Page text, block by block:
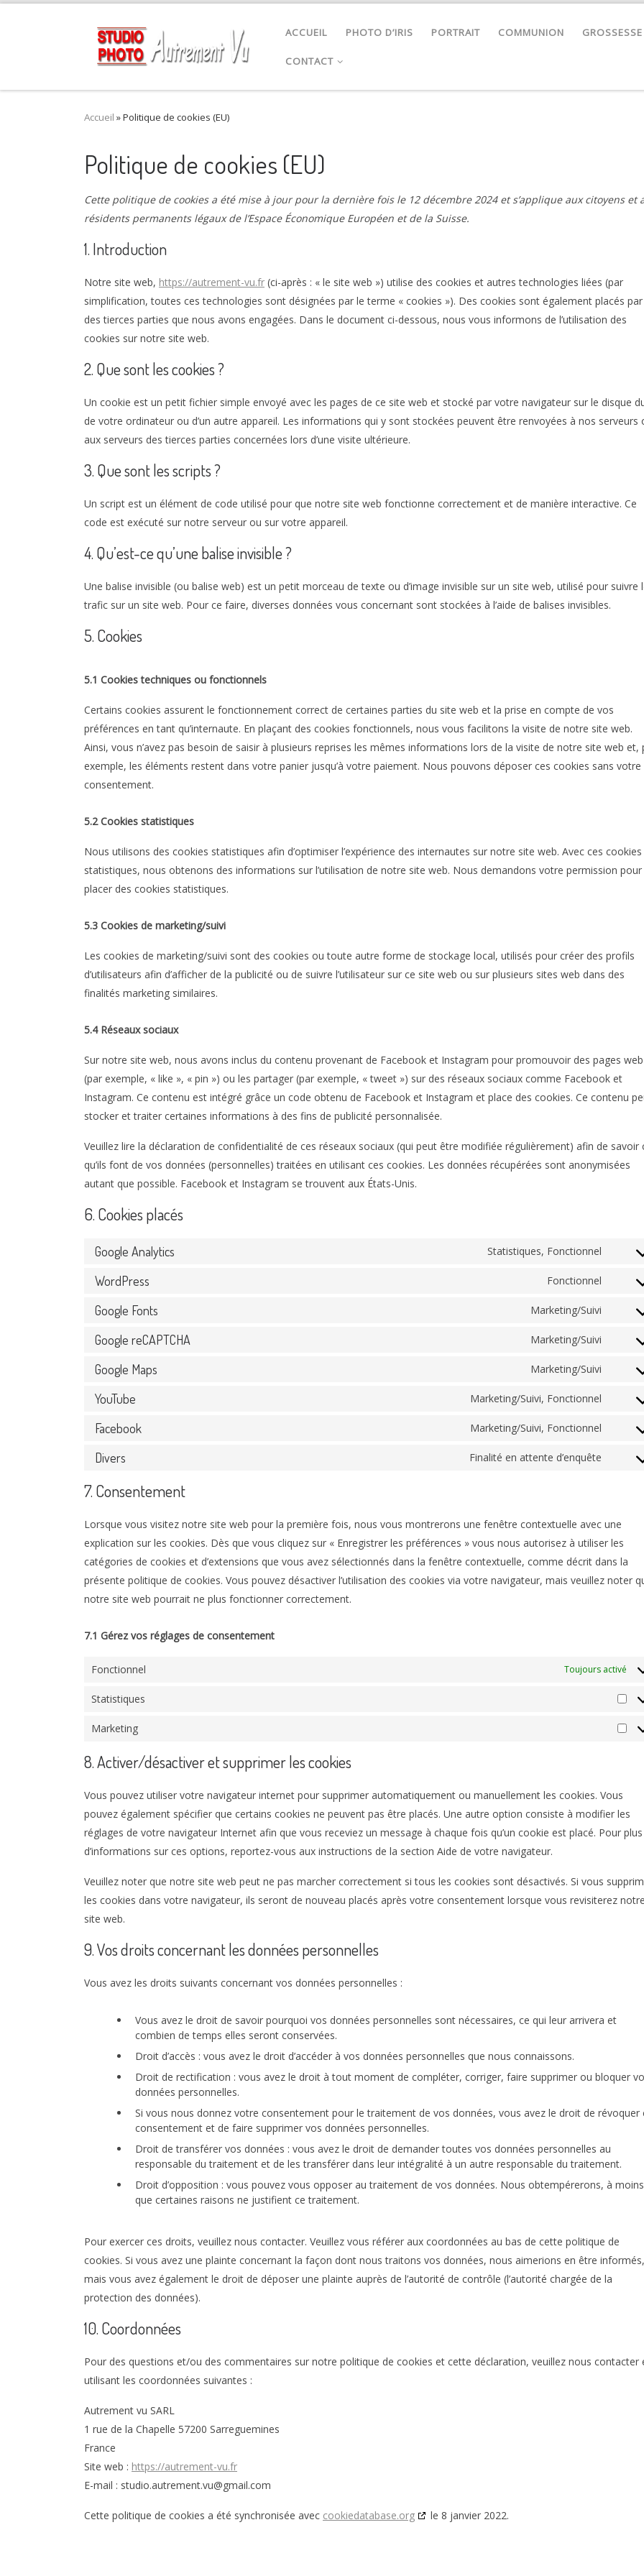
ACCUEIL PHOTO D’IRIS PORTRAIT COMMUNION GROSSESSE
CONTACT
Accueil »Politique de cookies (EU)
Politique de cookies (EU)
Cette politique de cookies a été mise à jour pour la dernière fois le 12 décembre 2024 et s’applique aux citoyens et
résidents permanents légaux de l’Espace Économique Européen et de la Suisse.
1. Introduction
Notre site web, https://autrement-vu.fr (ci-après : « le site web ») utilise des cookies et autres technologies liées (par
simplification, toutes ces technologies sont désignées par le terme « cookies »). Des cookies sont également placés par
des tierces parties que nous avons engagées. Dans le document ci-dessous, nous vous informons de l’utilisation des
cookies sur notre site web.
2. Que sont les cookies ?
Un cookie est un petit fichier simple envoyé avec les pages de ce site web et stocké par votre navigateur sur le disque
de votre ordinateur ou d’un autre appareil. Les informations qui y sont stockées peuvent être renvoyées à nos serveurs
aux serveurs des tierces parties concernées lors d’une visite ultérieure.
3. Que sont les scripts ?
Un script est un élément de code utilisé pour que notre site web fonctionne correctement et de manière interactive. Ce
code est exécuté sur notre serveur ou sur votre appareil.
4. Qu’est-ce qu’une balise invisible ?
Une balise invisible (ou balise web) est un petit morceau de texte ou d’image invisible sur un site web, utilisé pour suivre
trafic sur un site web. Pour ce faire, diverses données vous concernant sont stockées à l’aide de balises invisibles.
5. Cookies
5.1 Cookies techniques ou fonctionnels
Certains cookies assurent le fonctionnement correct de certaines parties du site web et la prise en compte de vos
préférences en tant qu’internaute. En plaçant des cookies fonctionnels, nous vous facilitons la visite de notre site web.
Ainsi, vous n’avez pas besoin de saisir à plusieurs reprises les mêmes informations lors de la visite de notre site web et,
exemple, les éléments restent dans votre panier jusqu’à votre paiement. Nous pouvons déposer ces cookies sans votre
consentement.
5.2 Cookies statistiques
Nous utilisons des cookies statistiques afin d’optimiser l’expérience des internautes sur notre site web. Avec ces cookies
statistiques, nous obtenons des informations sur l’utilisation de notre site web. Nous demandons votre permission pour
placer des cookies statistiques.
5.3 Cookies de marketing/suivi
Les cookies de marketing/suivi sont des cookies ou toute autre forme de stockage local, utilisés pour créer des profils
d’utilisateurs afin d’afficher de la publicité ou de suivre l’utilisateur sur ce site web ou sur plusieurs sites web dans des
finalités marketing similaires.
5.4 Réseaux sociaux
Sur notre site web, nous avons inclus du contenu provenant de Facebook et Instagram pour promouvoir des pages web
(par exemple, « like », « pin ») ou les partager (par exemple, « tweet ») sur des réseaux sociaux comme Facebook et
Instagram. Ce contenu est intégré grâce un code obtenu de Facebook et Instagram et place des cookies. Ce contenu
stocker et traiter certaines informations à des fins de publicité personnalisée.
Veuillez lire la déclaration de confidentialité de ces réseaux sociaux (qui peut être modifiée régulièrement) afin de savoir
qu’ils font de vos données (personnelles) traitées en utilisant ces cookies. Les données récupérées sont anonymisées
autant que possible. Facebook et Instagram se trouvent aux États-Unis.
6. Cookies placés
Google Analytics Statistiques, Fonctionnel
WordPress Fonctionnel
Google Fonts Marketing/Suivi
Google reCAPTCHA Marketing/Suivi
Google Maps Marketing/Suivi
YouTube Marketing/Suivi, Fonctionnel
Facebook Marketing/Suivi, Fonctionnel
Divers Finalité en attente d’enquête
7. Consentement
Lorsque vous visitez notre site web pour la première fois, nous vous montrerons une fenêtre contextuelle avec une
explication sur les cookies. Dès que vous cliquez sur « Enregistrer les préférences » vous nous autorisez à utiliser les
catégories de cookies et d’extensions que vous avez sélectionnés dans la fenêtre contextuelle, comme décrit dans la
présente politique de cookies. Vous pouvez désactiver l’utilisation des cookies via votre navigateur, mais veuillez noter
notre site web pourrait ne plus fonctionner correctement.
7.1 Gérez vos réglages de consentement
Fonctionnel Toujours activé
Statistiques
Marketing
8. Activer/désactiver et supprimer les cookies
Vous pouvez utiliser votre navigateur internet pour supprimer automatiquement ou manuellement les cookies. Vous
pouvez également spécifier que certains cookies ne peuvent pas être placés. Une autre option consiste à modifier les
réglages de votre navigateur Internet afin que vous receviez un message à chaque fois qu’un cookie est placé. Pour plus
d’informations sur ces options, reportez-vous aux instructions de la section Aide de votre navigateur.
Veuillez noter que notre site web peut ne pas marcher correctement si tous les cookies sont désactivés. Si vous
les cookies dans votre navigateur, ils seront de nouveau placés après votre consentement lorsque vous revisiterez
site web.
9. Vos droits concernant les données personnelles
Vous avez les droits suivants concernant vos données personnelles :
Vous avez le droit de savoir pourquoi vos données personnelles sont nécessaires, ce qui leur arrivera et
combien de temps elles seront conservées.
Droit d’accès : vous avez le droit d’accéder à vos données personnelles que nous connaissons.
Droit de rectification : vous avez le droit à tout moment de compléter, corriger, faire supprimer ou bloquer
données personnelles.
Si vous nous donnez votre consentement pour le traitement de vos données, vous avez le droit de révoquer
consentement et de faire supprimer vos données personnelles.
Droit de transférer vos données : vous avez le droit de demander toutes vos données personnelles au
responsable du traitement et de les transférer dans leur intégralité à un autre responsable du traitement.
Droit d’opposition : vous pouvez vous opposer au traitement de vos données. Nous obtempérerons, à moins
que certaines raisons ne justifient ce traitement.
Pour exercer ces droits, veuillez nous contacter. Veuillez vous référer aux coordonnées au bas de cette politique de
cookies. Si vous avez une plainte concernant la façon dont nous traitons vos données, nous aimerions en être informés,
mais vous avez également le droit de déposer une plainte auprès de l’autorité de contrôle (l’autorité chargée de la
protection des données).
10. Coordonnées
Pour des questions et/ou des commentaires sur notre politique de cookies et cette déclaration, veuillez nous contacter
utilisant les coordonnées suivantes :
Autrement vu SARL
1 rue de la Chapelle 57200 Sarreguemines
France
Site web : https://autrement-vu.fr
E-mail : studio.autrement.vu@gmail.com
Cette politique de cookies a été synchronisée avec cookiedatabase.org le 8 janvier 2022.